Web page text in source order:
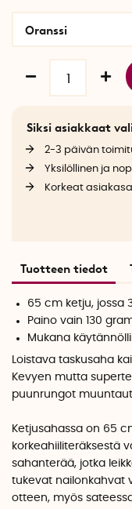
Oranssi
Siksi asiakkaat
2-3 päivän
Yksilöllinen ja
Korkeat
Tuotteen tiedot
65 cm ketju, jossa
Paino vain 130
Mukana
Loistava taskusaha
Kevyen mutta
puunrungot
Ketjusahassa on 65
korkeahiiliteräksestä
sahanterää, jotka
tukevat nailonkahvat
otteen, myös